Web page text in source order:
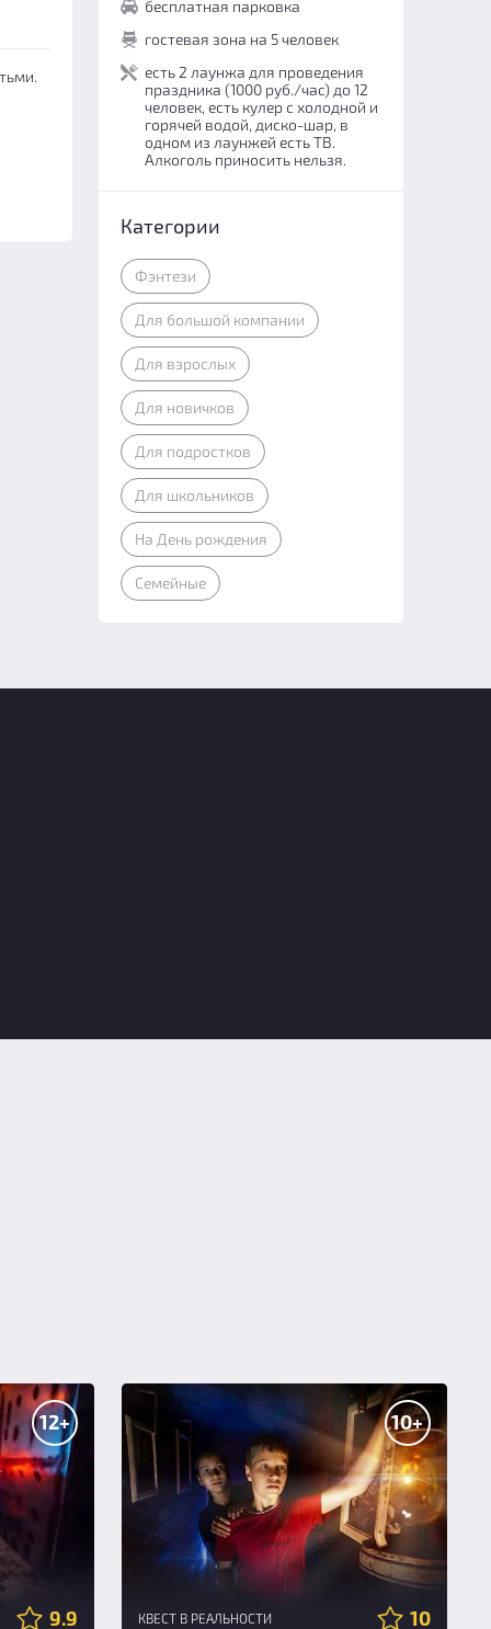
бесплатная парковка
гостевая зона на 5 человек
есть 2 лаунжа для проведения
праздника (1000 руб./час) до 12
человек, есть кулер с холодной и
горячей водой, диско-шар, в
одном из лаунжей есть ТВ.
Алкоголь приносить нельзя.
Категории
Фэнтези
Для большой компании
Для взрослых
Для новичков
Для подростков
Для школьников
На День рождения
Семейные
12+
9.9
10+
КВЕСТ В РЕАЛЬНОСТИ 10